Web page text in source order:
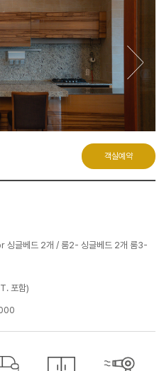
객실예약
싱글베드 2개 / 룸2- 싱글베드 2개 룸3-
포함)